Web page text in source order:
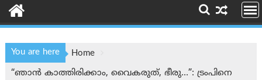
You are here
Home
“ഞാൻ കാത്തിരിക്കാം, വൈകരുത്, ഭീരു…”: ട്രംപിനെ